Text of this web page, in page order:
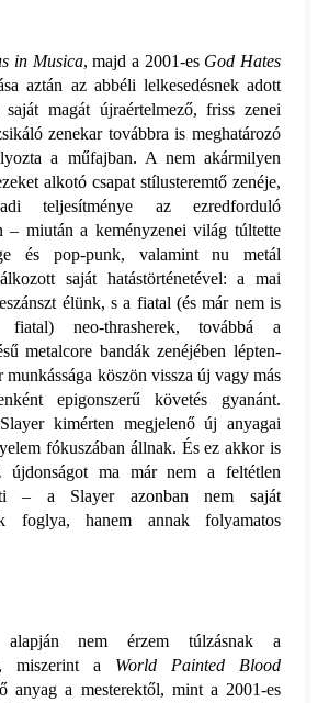
in Musica, majd a 2001-es God Hates
aztán az abbéli lelkesedésnek adott
magát újraértelmező, friss zenei
zenekar továbbra is meghatározó
a műfajban. A nem akármilyen
alkotó csapat stílusteremtő zenéje,
teljesítménye az ezredforduló
– miután a keményzenei világ túltette
és pop-punk, valamint nu metál
saját hatástörténetével: a mai
élünk, s a fiatal (és már nem is
neo-thrasherek, továbbá a
metalcore bandák zenéjében lépten-
munkássága köszön vissza új vagy más
epigonszerű követés gyanánt.
kimérten megjelenő új anyagai
fókuszában állnak. És ez akkor is
ma már nem a feltétlen
– a Slayer azonban nem saját
foglya, hanem annak folyamatos
nem érzem túlzásnak a
miszerint a World Painted Blood
anyag a mesterektől, mint a 2001-es